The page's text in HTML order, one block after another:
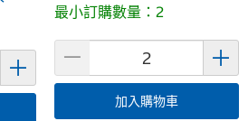
最小訂購數量：2
加入購物車